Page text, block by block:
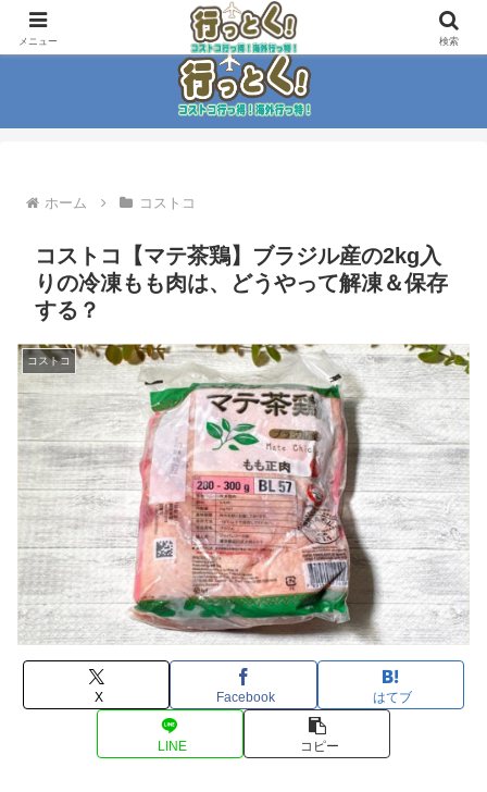
コストコ大好き家族がイチ押商品紹介！！
ホーム コストコ
コストコ【マテ茶鶏】ブラジル産の2kg入
りの冷凍もも肉は、どうやって解凍＆保存
する？
コストコ
X Facebook はてブ
LINE コピー
メニュー 検索